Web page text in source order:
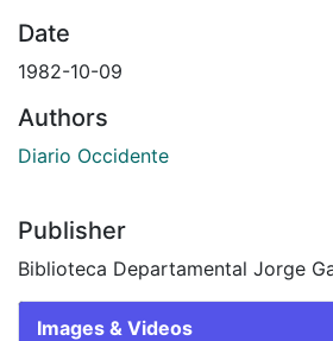
Date
1982-10-09
Authors
Diario Occidente
Publisher
Biblioteca Departamental Jorge
Images & Videos